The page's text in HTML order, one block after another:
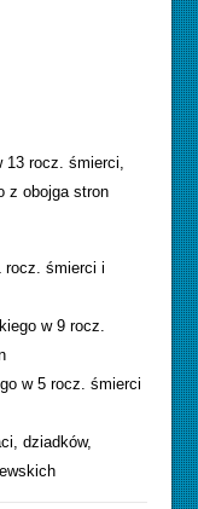
rocz. śmierci,
z obojga stron
śmierci i
w 9 rocz.
w 5 rocz. śmierci
dziadków,